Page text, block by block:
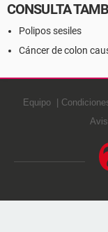
CONSULTA
Polipos sesiles
Cáncer de colon
Equipo